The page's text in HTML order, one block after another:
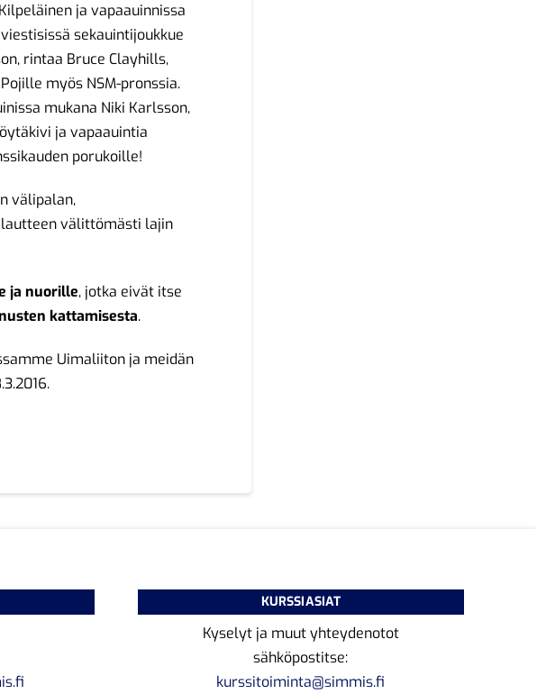
ja vapaauinnissa
sekauintijoukkue
rintaa Bruce Clayhills,
myös NSM-pronssia.
mukana Niki Karlsson,
ja vapaauintia
porukoille!
välipalan,
välittömästi lajin
ja nuorille, jotka eivät itse
kattamisesta.
Uimaliiton ja meidän
KURSSIASIAT
Kyselyt ja muut yhteydenotot
sähköpostitse:
kurssitoiminta@simmis.fi